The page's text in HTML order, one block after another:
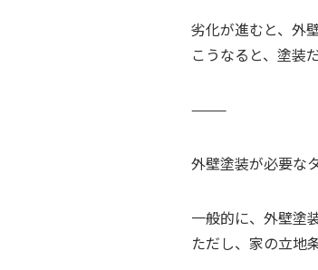
劣化が進むと、外
こうなると、塗装
⸻
外壁塗装が必要な
一般的に、外壁塗
ただし、家の立地